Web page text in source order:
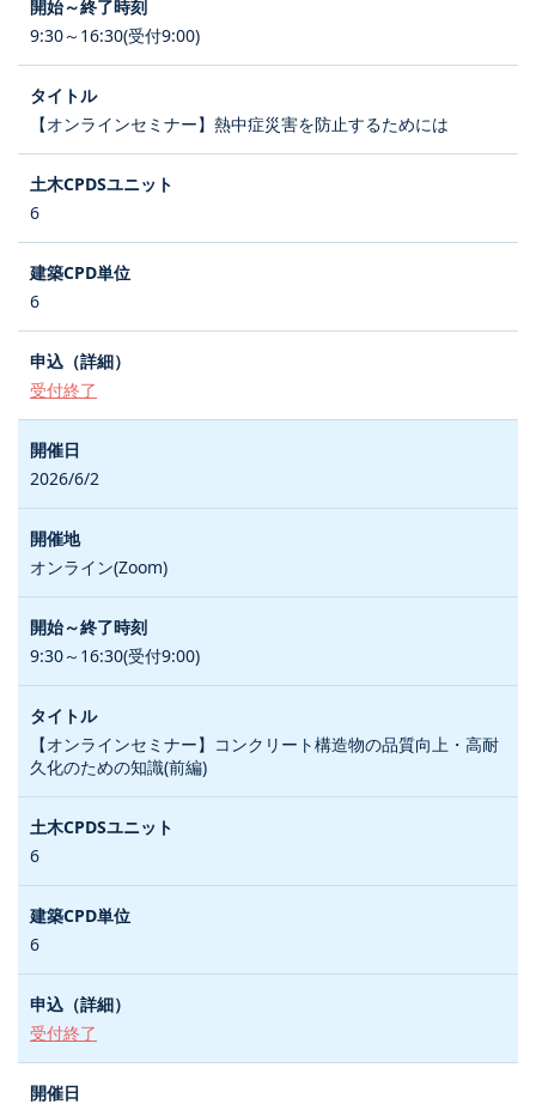
9:30～16:30(受付9:00)
【オンラインセミナー】熱中症災害を防止するためには
6
6
受付終了
2026/6/2
オンライン(Zoom)
9:30～16:30(受付9:00)
【オンラインセミナー】コンクリート構造物の品質向上・高耐
久化のための知識(前編)
6
6
受付終了